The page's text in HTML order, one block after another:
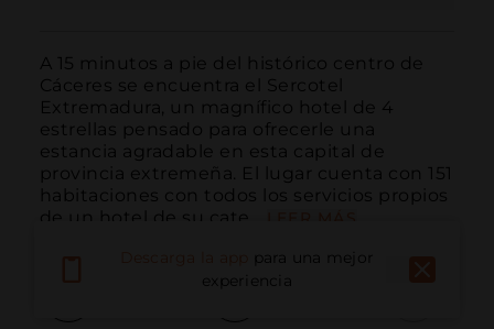
A 15 minutos a pie del histórico centro de
Cáceres se encuentra el Sercotel
Extremadura, un magnífico hotel de 4
estrellas pensado para ofrecerle una
estancia agradable en esta capital de
provincia extremeña. El lugar cuenta con 151
habitaciones con todos los servicios propios
de un hotel de su cate...
para una mejor
experiencia